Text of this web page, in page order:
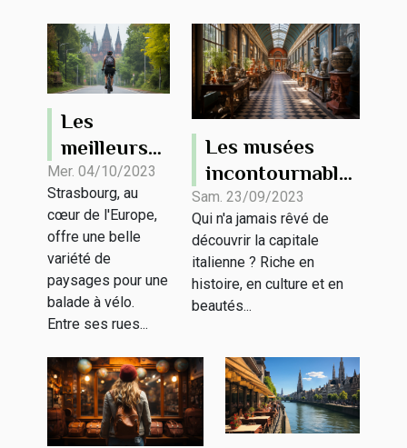
Les
meilleurs
itinéraires
pour une
promenade
à vélo à
Strasbourg
Mer. 04/10/2023
Strasbourg, au
cœur de l'Europe,
offre une belle
variété de
paysages pour une
balade à vélo.
Entre ses rues...
Les musées
incontournables
de Rome
Sam. 23/09/2023
Qui n'a jamais rêvé de
découvrir la capitale
italienne ? Riche en
histoire, en culture et en
beautés...